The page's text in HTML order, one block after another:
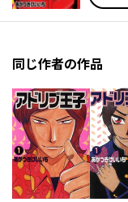
同じ作者の作品